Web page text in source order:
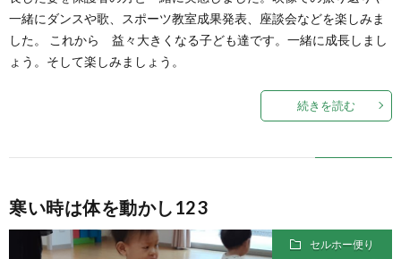
一緒にダンスや歌、スポーツ教室成果発表、座談会などを楽しみま
した。 これから 益々大きくなる子ども達です。一緒に成長しまし
ょう。そして楽しみましょう。
続きを読む
寒い時は体を動かし123
セルホー便り